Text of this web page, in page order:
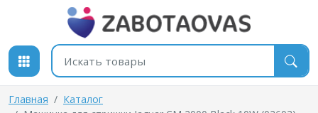
К содержимому
Поиск товаров
Главная
Каталог